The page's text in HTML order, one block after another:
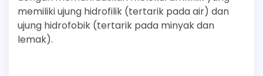
memiliki ujung hidrofilik (tertarik pada air) dan
ujung hidrofobik (tertarik pada minyak dan
lemak).